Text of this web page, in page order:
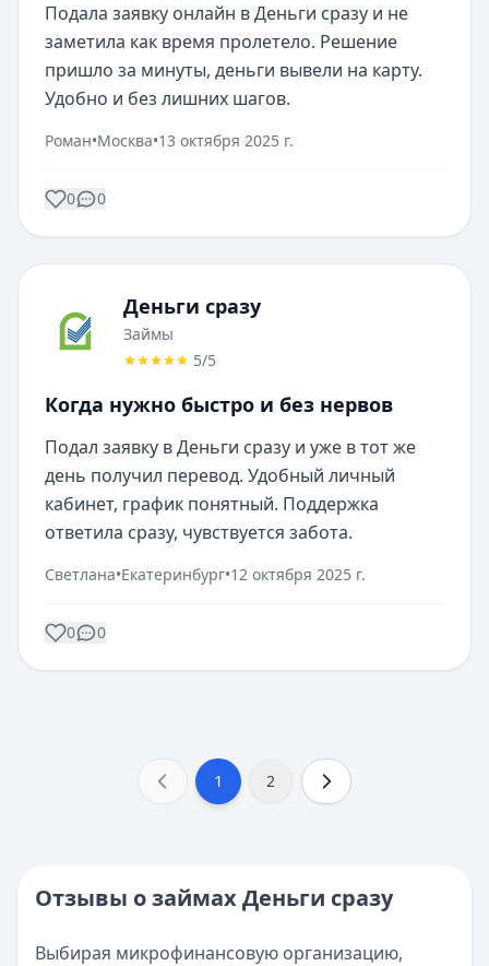
Подала заявку онлайн в Деньги сразу и не
заметила как время пролетело. Решение
пришло за минуты, деньги вывели на карту.
Удобно и без лишних шагов.
Роман•Москва•13 октября 2025 г.
0 0
Деньги сразу
Займы
5/5
Когда нужно быстро и без нервов
Подал заявку в Деньги сразу и уже в тот же
день получил перевод. Удобный личный
кабинет, график понятный. Поддержка
ответила сразу, чувствуется забота.
Светлана•Екатеринбург•12 октября 2025 г.
0 0
1 2
Отзывы о займах Деньги сразу
Выбирая микрофинансовую организацию,